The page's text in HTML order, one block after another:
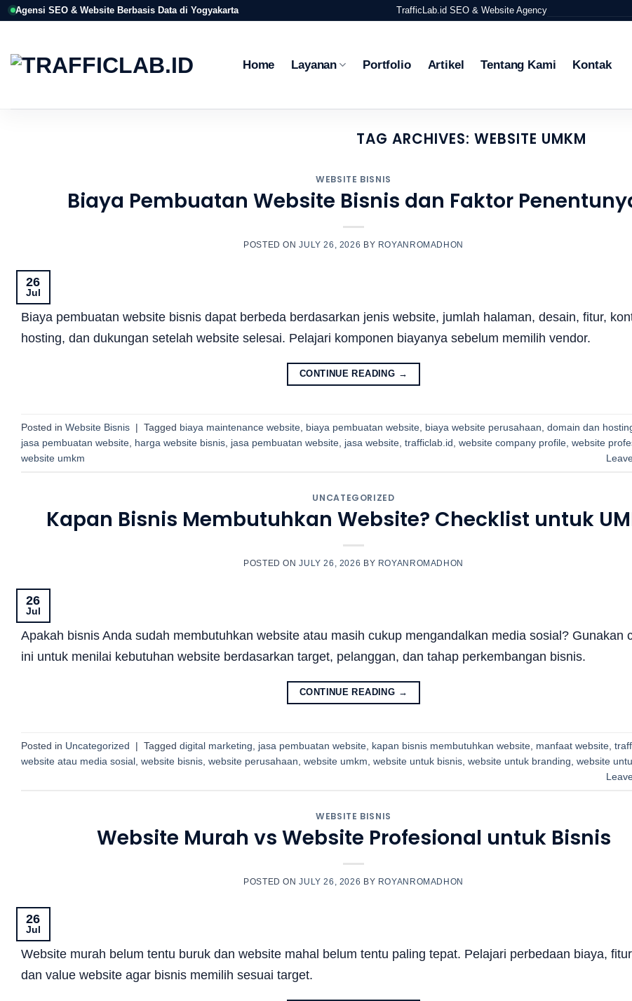
SkipAgensi SEO & Website Berbasis Data di Yogyakarta TrafficLab.id SEO & Website Agency
Home Layanan Portfolio Artikel Tentang Kami Kontak
TAG ARCHIVES: WEBSITE UMKM
WEBSITE BISNIS
Biaya Pembuatan Website Bisnis dan Faktor
POSTED ONJULY 26, 2026 BY ROYANROMADHON
26
Jul
Biaya pembuatan website bisnis dapat berbeda berdasarkan jenis website, jumlah halaman, desain, fitur,
hosting, dan dukungan setelah website selesai. Pelajari komponen biayanya sebelum memilih vendor.
CONTINUE READING →
Posted in Website Bisnis | Tagged biaya maintenance website biaya pembuatan website biaya website perusahaan domain dan
jasa pembuatan website harga website bisnis jasa pembuatan website jasa website trafficlab.id website company profile website
website umkm
UNCATEGORIZED
Kapan Bisnis Membutuhkan Website? Checklist untuk
POSTED ONJULY 26, 2026 BY ROYANROMADHON
26
Jul
Apakah bisnis Anda sudah membutuhkan website atau masih cukup mengandalkan media sosial? Gunakan
ini untuk menilai kebutuhan website berdasarkan target, pelanggan, dan tahap perkembangan bisnis.
CONTINUE READING →
Posted in Uncategorized | Tagged digital marketing jasa pembuatan website kapan bisnis membutuhkan website manfaat website
website atau media sosial website bisnis website perusahaan website umkm website untuk bisnis website untuk branding website
WEBSITE BISNIS
Website Murah vs Website Profesional untuk Bisnis
POSTED ONJULY 26, 2026 BY ROYANROMADHON
26
Jul
Website murah belum tentu buruk dan website mahal belum tentu paling tepat. Pelajari perbedaan biaya,
dan value website agar bisnis memilih sesuai target.